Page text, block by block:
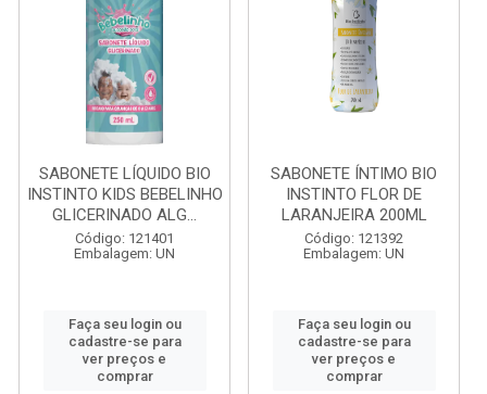
SABONETE LÍQUIDO BIO
INSTINTO KIDS BEBELINHO
GLICERINADO ALG...
Código: 121401
Embalagem: UN
Faça seu login ou
cadastre-se para
ver preços e
comprar
SABONETE ÍNTIMO BIO
INSTINTO FLOR DE
LARANJEIRA 200ML
Código: 121392
Embalagem: UN
Faça seu login ou
cadastre-se para
ver preços e
comprar